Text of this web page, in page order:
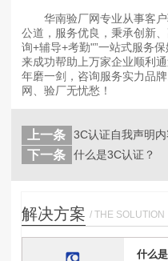
华南验厂网专业从事客
公道，服务优良，秉承创新
询+辅导+考勤"”一站式服务
来成功帮助上万家企业顺利
年磨一剑，咨询服务实力品
网、验厂无忧愁！
上一条 3C认证自我声明内
下一条 什么是3C认证？
解决方案 / THE SOLUTION
什么